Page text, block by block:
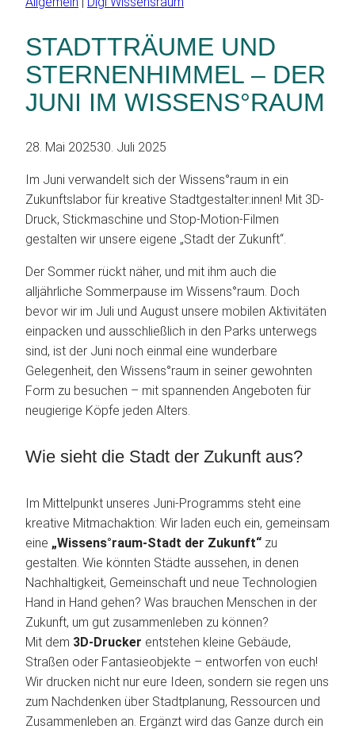
STADTTRÄUME UND
STERNENHIMMEL – DER
JUNI IM WISSENS°RAUM
28. Mai 202530. Juli 2025
Im Juni verwandelt sich der Wissens°raum in ein
Zukunftslabor für kreative Stadtgestalter:innen! Mit 3D-
Druck, Stickmaschine und Stop-Motion-Filmen
gestalten wir unsere eigene „Stadt der Zukunft“.
Der Sommer rückt näher, und mit ihm auch die
alljährliche Sommerpause im Wissens°raum. Doch
bevor wir im Juli und August unsere mobilen Aktivitäten
einpacken und ausschließlich in den Parks unterwegs
sind, ist der Juni noch einmal eine wunderbare
Gelegenheit, den Wissens°raum in seiner gewohnten
Form zu besuchen – mit spannenden Angeboten für
neugierige Köpfe jeden Alters.
Wie sieht die Stadt der Zukunft aus?
Im Mittelpunkt unseres Juni-Programms steht eine
kreative Mitmachaktion: Wir laden euch ein, gemeinsam
eine „Wissens°raum-Stadt der Zukunft“ zu
gestalten. Wie könnten Städte aussehen, in denen
Nachhaltigkeit, Gemeinschaft und neue Technologien
Hand in Hand gehen? Was brauchen Menschen in der
Zukunft, um gut zusammenleben zu können?
Mit dem 3D-Drucker entstehen kleine Gebäude,
Straßen oder Fantasieobjekte – entworfen von euch!
Wir drucken nicht nur eure Ideen, sondern sie regen uns
zum Nachdenken über Stadtplanung, Ressourcen und
Zusammenleben an. Ergänzt wird das Ganze durch ein